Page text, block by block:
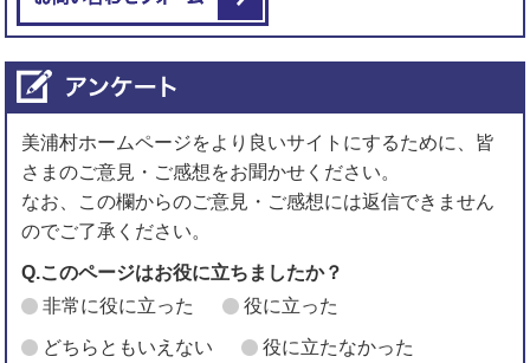
美浦村ホームページをより良いサイトにするために、皆
さまのご意見・ご感想をお聞かせください。
なお、この欄からのご意見・ご感想には返信できません
のでご了承ください。
Q.このページはお役に立ちましたか？
非常に役に立った
役に立った
どちらともいえない 役に立たなかった